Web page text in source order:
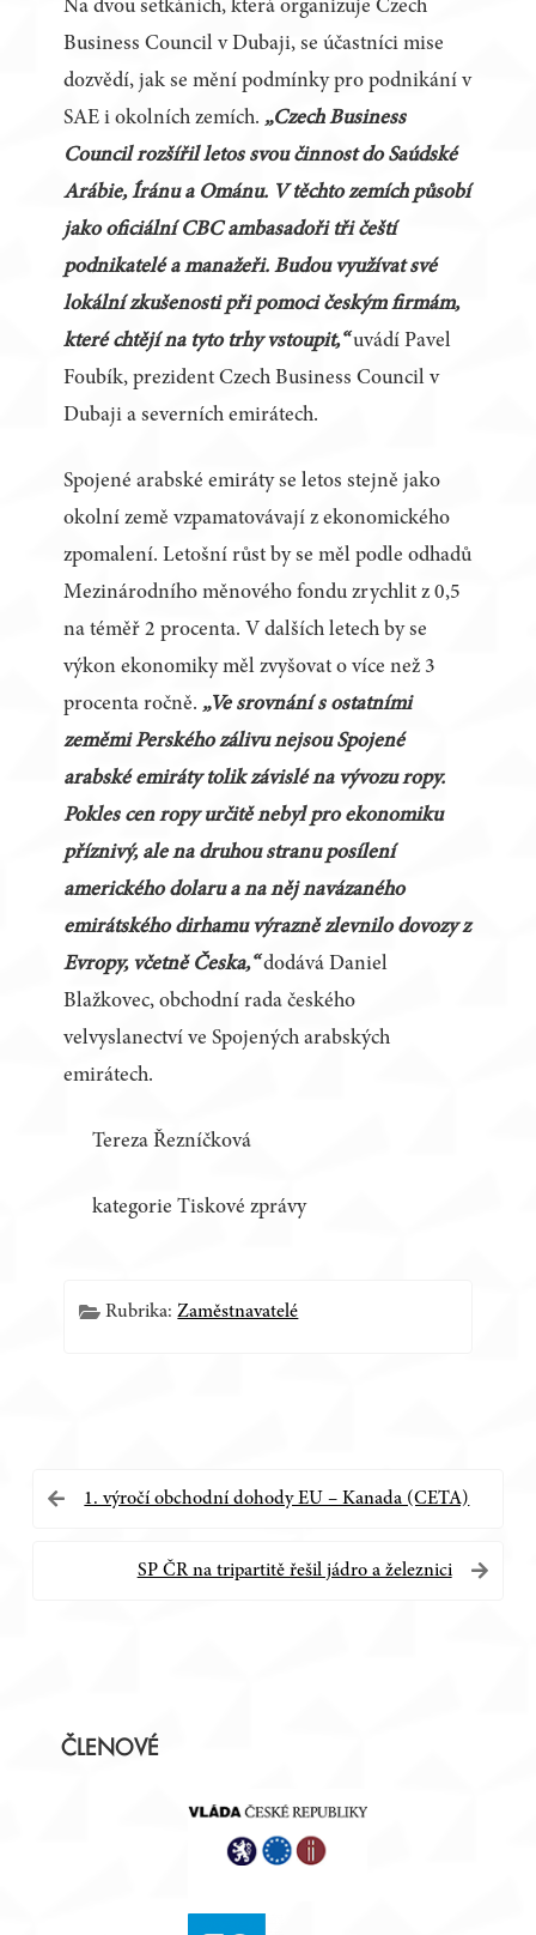
Na dvou setkáních, která organizuje Czech
Business Council v Dubaji, se účastníci mise
dozvědí, jak se mění podmínky pro podnikání v
SAE i okolních zemích. „Czech Business
Council rozšířil letos svou činnost do Saúdské
Arábie, Íránu a Ománu. V těchto zemích působí
jako oficiální CBC ambasadoři tři čeští
podnikatelé a manažeři. Budou využívat své
lokální zkušenosti při pomoci českým firmám,
které chtějí na tyto trhy vstoupit,“uvádí Pavel
Foubík, prezident Czech Business Council v
Dubaji a severních emirátech.
Spojené arabské emiráty se letos stejně jako
okolní země vzpamatovávají z ekonomického
zpomalení. Letošní růst by se měl podle odhadů
Mezinárodního měnového fondu zrychlit z 0,5
na téměř 2 procenta. V dalších letech by se
výkon ekonomiky měl zvyšovat o více než 3
procenta ročně. „Ve srovnání s ostatními
zeměmi Perského zálivu nejsou Spojené
arabské emiráty tolik závislé na vývozu ropy.
Pokles cen ropy určitě nebyl pro ekonomiku
příznivý, ale na druhou stranu posílení
amerického dolaru a na něj navázaného
emirátského dirhamu výrazně zlevnilo dovozy z
Evropy, včetně Česka,“dodává Daniel
Blažkovec, obchodní rada českého
velvyslanectví ve Spojených arabských
emirátech.
Tereza Řezníčková
kategorie Tiskové zprávy
Rubrika:Zaměstnavatelé
Navigace
1. výročí obchodní dohody EU – Kanada (CETA)
SP ČR na tripartitě řešil jádro a železnici
ČLENOVÉ